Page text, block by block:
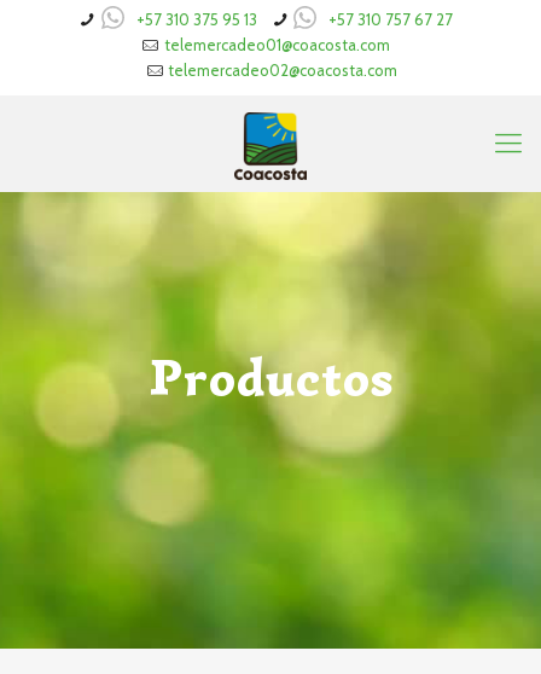
+57 310 375 95 13
+57 310 757 67 27
telemercadeo01@coacosta.com
telemercadeo02@coacosta.com
Productos